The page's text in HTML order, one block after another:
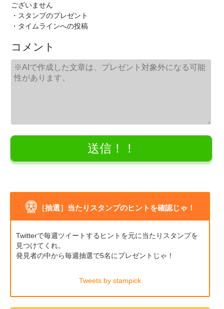
ございません
・スタンプのプレゼント
・タイムラインへの投稿
コメント
［抽選］当たりスタンプのヒントを確認じゃ！
Twitterで毎週ツイートするヒントを元に当たりスタンプを
見つけてくれ。
発見者の中から毎週抽選で5名にプレゼントじゃ！
Tweets by stampick